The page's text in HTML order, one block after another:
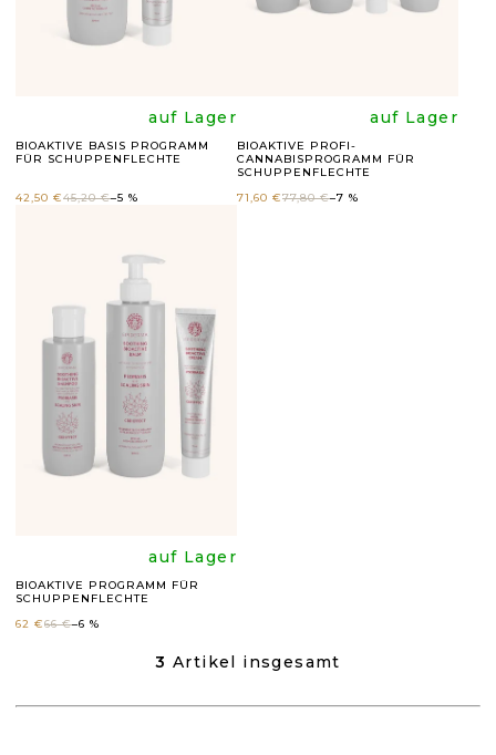
O
BIOAKTIVE BASIS PROGRAMM
FÜR SCHUPPENFLECHTE
Die
ist
4,8
von
5
auf Lager
42,50 €45,20 €–5 %
BIOAKTIVE PROFI-
CANNABISPROGRAMM FÜR
SCHUPPENFLECHTE
Die
auf Lager
71,60 €77,80 €–7 %
BIOAKTIVE PROGRAMM FÜR
SCHUPPENFLECHTE
Die
auf Lager
62 €66 €–6 %
S
E
3 Artikel insgesamt